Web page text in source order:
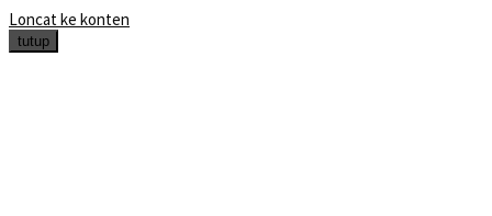
Loncat ke konten
tutup